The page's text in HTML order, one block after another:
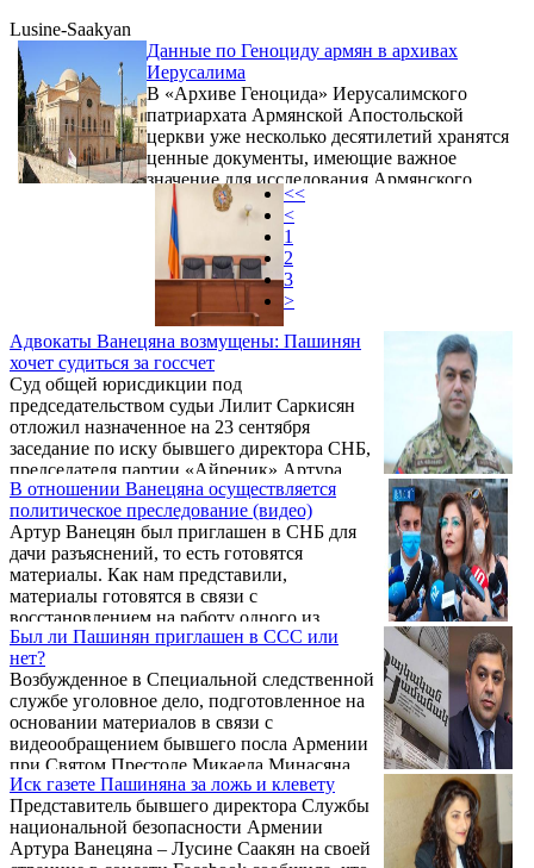
Lusine-Saakyan
Данные по Геноциду армян в архивах
Иерусалима
В «Архиве Геноцида» Иерусалимского
патриархата Армянской Апостольской
церкви уже несколько десятилетий хранятся
ценные документы, имеющие важное
значение для исследования Армянского
вопроса и Геноцида армян. 11 ящиков,
содержащих чуть больше 25000 страниц
письменной и другой информации,
являются свидетельствами конкретных
проявлений геноцидальной политики,
проводимой в Османской империи в
отношении армян.
Адвокаты Ванецяна возмущены: Пашинян
хочет судиться за госсчет
Суд общей юрисдикции под
председательством судьи Лилит Саркисян
отложил назначенное на 23 сентября
заседание по иску бывшего директора СНБ,
председателя партии «Айреник» Артура
Ванецяна против премьер-министра Никола
Пашиняна и его пресс-секретаря Мане
Геворкян.
В отношении Ванецяна осуществляется
политическое преследование (видео)
Артур Ванецян был приглашен в СНБ для
дачи разъяснений, то есть готовятся
материалы. Как нам представили,
материалы готовятся в связи с
восстановлением на работу одного из
сотрудников структуры. Об этом заявила в
беседе с журналистами 31 июля адвокат
экс-директора СНБ, главы партии
"Айреник" Артура Ванецяна Лусине
Саакян.
Был ли Пашинян приглашен в ССС или
нет?
Возбужденное в Специальной следственной
службе уголовное дело, подготовленное на
основании материалов в связи с
видеообращением бывшего посла Армении
при Святом Престоле Микаела Минасяна,
прекращено, заявила сегодня журналистам
адвокат бывшего директора СНБ,
председателя партии «Айреник» Артура
Ванецяна Лусине Саакян.
Иск газете Пашиняна за ложь и клевету
Представитель бывшего директора Службы
национальной безопасности Армении
Артура Ванецяна – Лусине Саакян на своей
<<
<
1
2
3
>